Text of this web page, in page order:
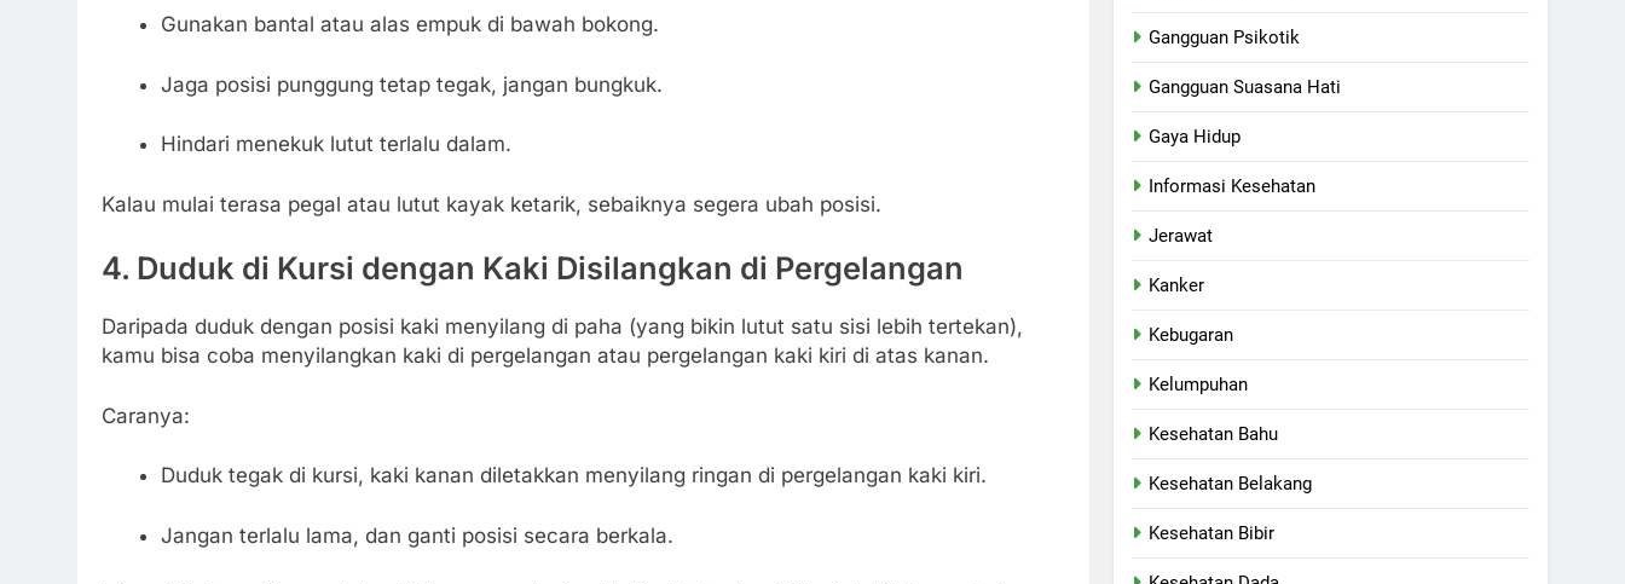
Gunakan bantal atau alas empuk di bawah bokong.
Jaga posisi punggung tetap tegak, jangan bungkuk.
Hindari menekuk lutut terlalu dalam.
Kalau mulai terasa pegal atau lutut kayak ketarik, sebaiknya segera ubah posisi.
4. Duduk di Kursi dengan Kaki Disilangkan di Pergelangan
Daripada duduk dengan posisi kaki menyilang di paha (yang bikin lutut satu sisi lebih tertekan),
kamu bisa coba menyilangkan kaki di pergelangan atau pergelangan kaki kiri di atas kanan.
Caranya:
Duduk tegak di kursi, kaki kanan diletakkan menyilang ringan di pergelangan kaki kiri.
Jangan terlalu lama, dan ganti posisi secara berkala.
Gangguan Psikotik
Gangguan Suasana Hati
Gaya Hidup
Informasi Kesehatan
Jerawat
Kanker
Kebugaran
Kelumpuhan
Kesehatan Bahu
Kesehatan Belakang
Kesehatan Bibir